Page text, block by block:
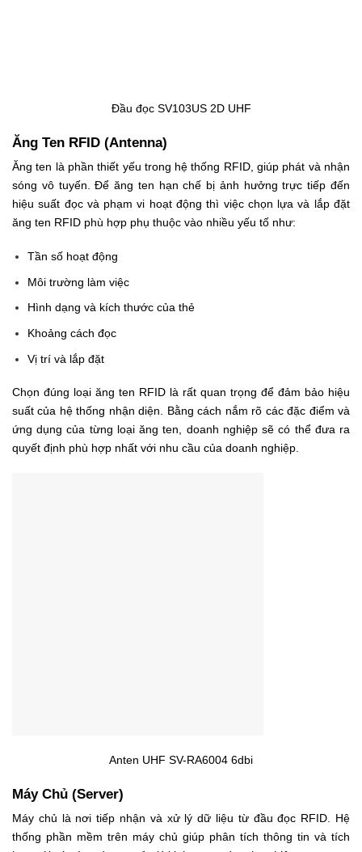
Khoảng cách đọc
Vị trí và lắp đặt
Chọn đúng loại ăng ten RFID là rất quan trọng để đảm bảo hiệu
suất của hệ thống nhận diện. Bằng cách nắm rõ các đặc điểm và
ứng dụng của từng loại ăng ten, doanh nghiệp sẽ có thể đưa ra
quyết định phù hợp nhất với nhu cầu của doanh nghiệp.
khối lượng dữ liệu lớn từ nhiều đầu đọc cùng lúc. Việc lựa
các thiết bị phần cứng khác trong hệ thống.